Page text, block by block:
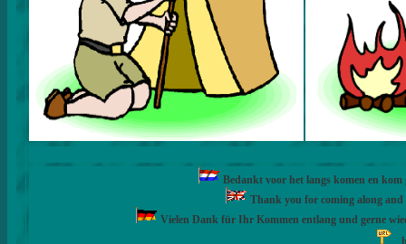
Bedankt voor het langs komen en
Thank you for coming along and
Vielen Dank für Ihr Kommen entlang und gerne